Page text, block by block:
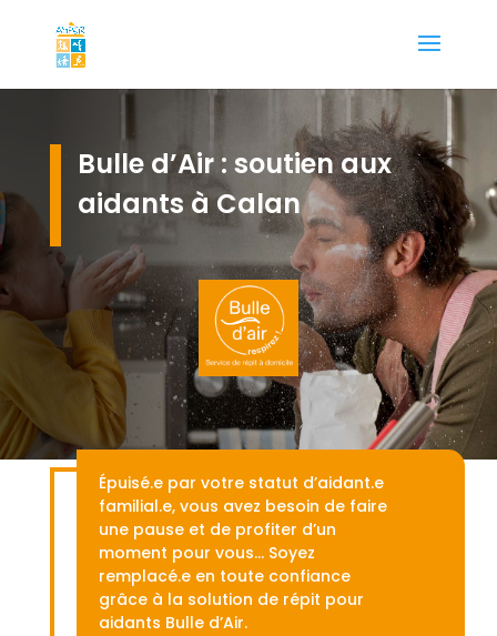
Bulle d’Air : soutien aux
aidants à Calan
Épuisé.e par votre statut d’aidant.e
familial.e, vous avez besoin de faire
une pause et de profiter d’un
moment pour vous… Soyez
remplacé.e en toute confiance
grâce à la solution de répit pour
aidants Bulle d’Air.